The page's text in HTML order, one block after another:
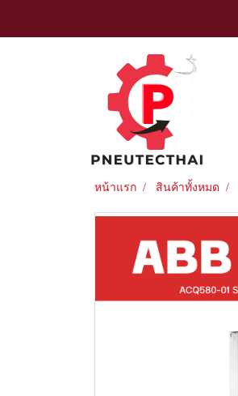
หน้าแรก สินค้าทั้งหมด